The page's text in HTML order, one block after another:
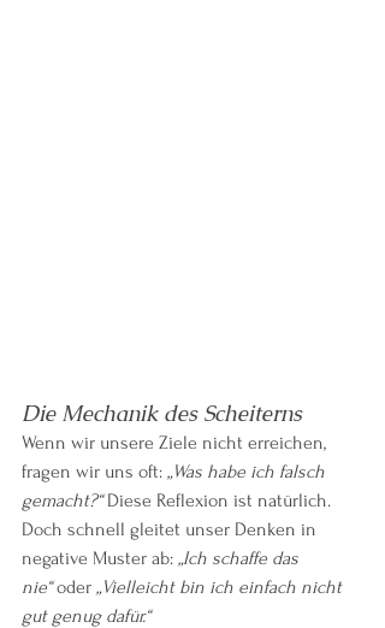
Die Mechanik des Scheiterns
Wenn wir unsere Ziele nicht erreichen,
fragen wir uns oft: „Was habe ich falsch
gemacht?“ Diese Reflexion ist natürlich.
Doch schnell gleitet unser Denken in
negative Muster ab: „Ich schaffe das
nie“ oder „Vielleicht bin ich einfach nicht
gut genug dafür.“